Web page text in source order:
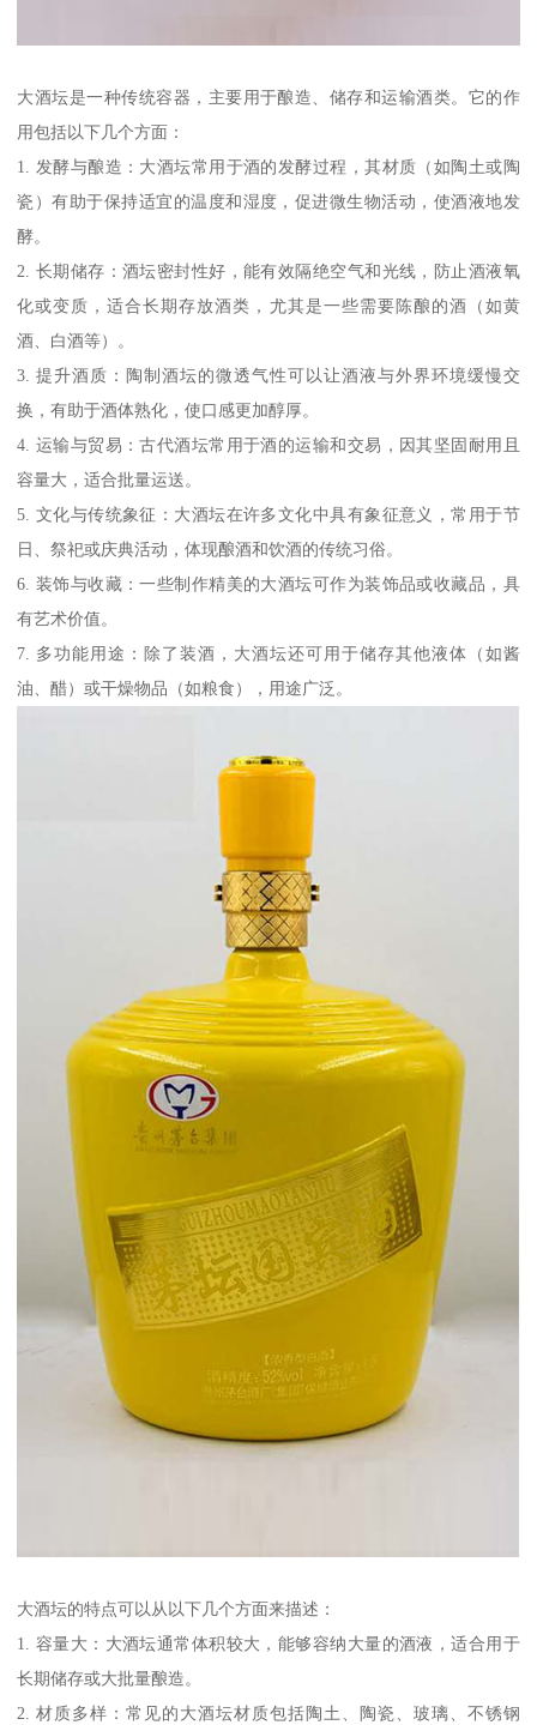
大酒坛是一种传统容器，主要用于酿造、储存和运输酒类。它的作
用包括以下几个方面：
1. 发酵与酿造：大酒坛常用于酒的发酵过程，其材质（如陶土或陶
瓷）有助于保持适宜的温度和湿度，促进微生物活动，使酒液地发
酵。
2. 长期储存：酒坛密封性好，能有效隔绝空气和光线，防止酒液氧
化或变质，适合长期存放酒类，尤其是一些需要陈酿的酒（如黄
酒、白酒等）。
3. 提升酒质：陶制酒坛的微透气性可以让酒液与外界环境缓慢交
换，有助于酒体熟化，使口感更加醇厚。
4. 运输与贸易：古代酒坛常用于酒的运输和交易，因其坚固耐用且
容量大，适合批量运送。
5. 文化与传统象征：大酒坛在许多文化中具有象征意义，常用于节
日、祭祀或庆典活动，体现酿酒和饮酒的传统习俗。
6. 装饰与收藏：一些制作精美的大酒坛可作为装饰品或收藏品，具
有艺术价值。
7. 多功能用途：除了装酒，大酒坛还可用于储存其他液体（如酱
油、醋）或干燥物品（如粮食），用途广泛。
大酒坛的特点可以从以下几个方面来描述：
1. 容量大：大酒坛通常体积较大，能够容纳大量的酒液，适合用于
长期储存或大批量酿造。
2. 材质多样：常见的大酒坛材质包括陶土、陶瓷、玻璃、不锈钢